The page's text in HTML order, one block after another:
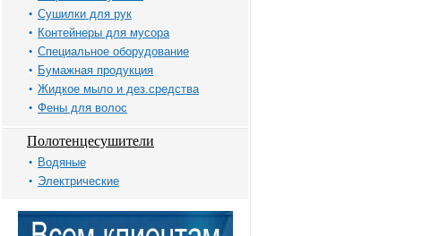
Сушилки для рук
Контейнеры для мусора
Специальное оборудование
Бумажная продукция
Жидкое мыло и дез.средства
Фены для волос
Полотенцесушители
Водяные
Электрические